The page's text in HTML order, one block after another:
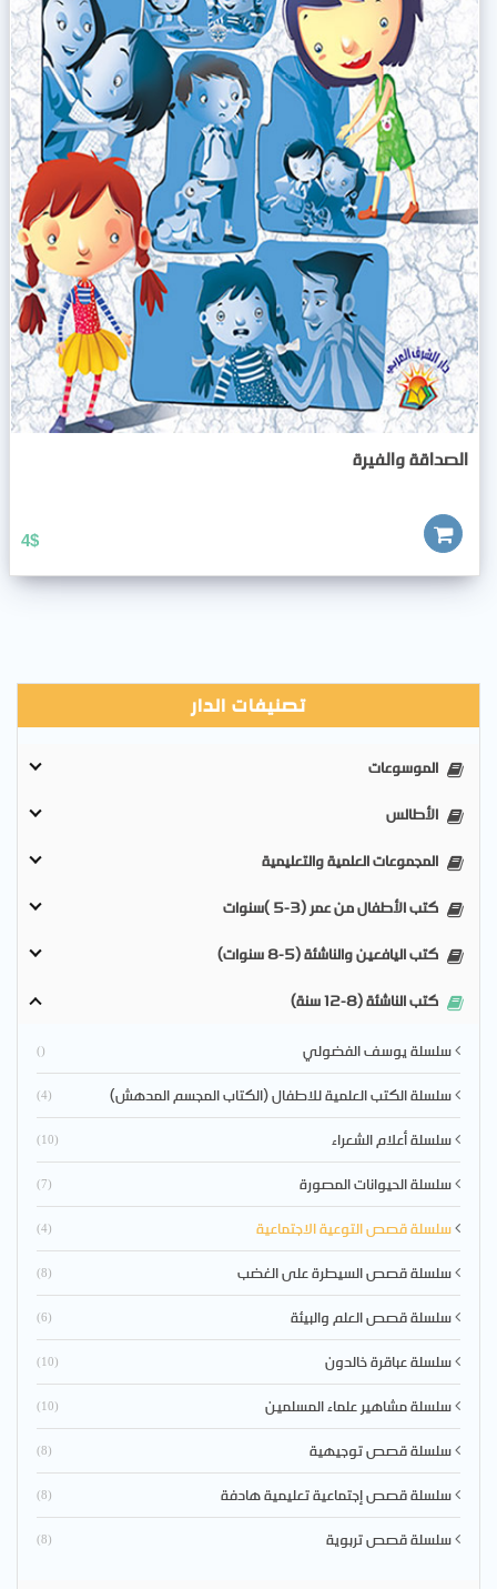
الصداقة والفيرة
4$
تصنيفات الدار
الموسوعات
الأطالس
المجموعات العلمية والتعليمية
كتب الأطفال من عمر (3-5 )سنوات
كتب اليافعين والناشئة (5-8 سنوات)
كتب الناشئة (8-12 سنة)
سلسلة يوسف الفضولي ()
سلسلة الكتب العلمية للاطفال (الكتاب المجسم المدهش) (4)
سلسلة أعلام الشعراء (10)
سلسلة الحيوانات المصورة (7)
سلسلة قصص التوعية الاجتماعية (4)
سلسلة قصص السيطرة على الغضب (8)
سلسلة قصص العلم والبيئة (6)
سلسلة عباقرة خالدون (10)
سلسلة مشاهير علماء المسلمين (10)
سلسلة قصص توجيهية (8)
سلسلة قصص إجتماعية تعليمية هادفة (8)
سلسلة قصص تربوية (8)